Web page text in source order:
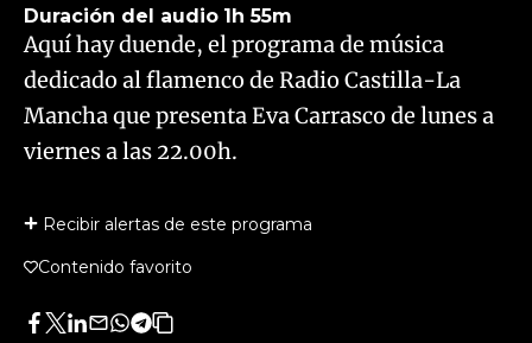
Duración del audio 1h 55m
Aquí hay duende, el programa de música
dedicado al flamenco de Radio Castilla-La
Mancha que presenta Eva Carrasco de lunes a
viernes a las 22.00h.
Recibir alertas de este programa
Contenido favorito
Facebook
Twitter
LinkedIn
Enviar
Whatsapp
Telegram
Copiar